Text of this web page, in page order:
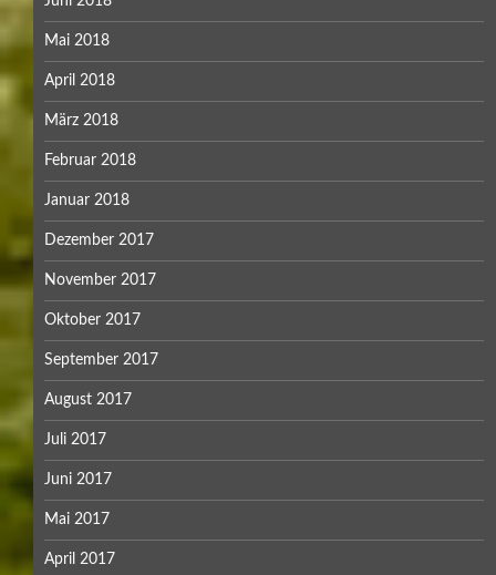
Mai 2018
April 2018
März 2018
Februar 2018
Januar 2018
Dezember 2017
November 2017
Oktober 2017
September 2017
August 2017
Juli 2017
Juni 2017
Mai 2017
April 2017